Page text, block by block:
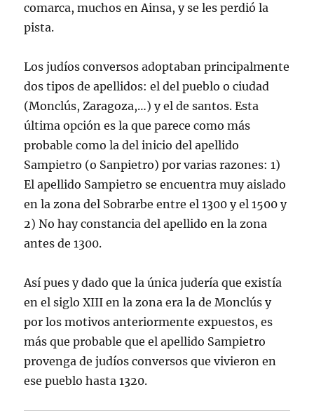
comarca, muchos en Ainsa, y se les perdió la
pista.
Los judíos conversos adoptaban principalmente
dos tipos de apellidos: el del pueblo o ciudad
(Monclús, Zaragoza,…) y el de santos. Esta
última opción es la que parece como más
probable como la del inicio del apellido
Sampietro (o Sanpietro) por varias razones: 1)
El apellido Sampietro se encuentra muy aislado
en la zona del Sobrarbe entre el 1300 y el 1500 y
2) No hay constancia del apellido en la zona
antes de 1300.
Así pues y dado que la única judería que existía
en el siglo XIII en la zona era la de Monclús y
por los motivos anteriormente expuestos, es
más que probable que el apellido Sampietro
provenga de judíos conversos que vivieron en
ese pueblo hasta 1320.